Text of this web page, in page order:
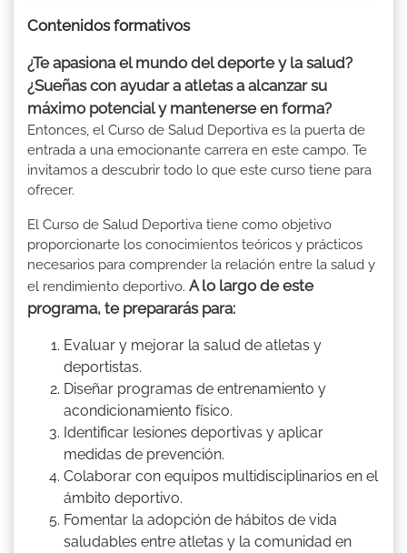
Contenidos formativos
¿Te apasiona el mundo del deporte y la salud?
¿Sueñas con ayudar a atletas a alcanzar su
máximo potencial y mantenerse en forma?
Entonces, el Curso de Salud Deportiva es la puerta de
entrada a una emocionante carrera en este campo. Te
invitamos a descubrir todo lo que este curso tiene para
ofrecer.
El Curso de Salud Deportiva tiene como objetivo
proporcionarte los conocimientos teóricos y prácticos
necesarios para comprender la relación entre la salud y
el rendimiento deportivo. A lo largo de este
programa, te prepararás para:
Evaluar y mejorar la salud de atletas y
deportistas.
Diseñar programas de entrenamiento y
acondicionamiento físico.
Identificar lesiones deportivas y aplicar
medidas de prevención.
Colaborar con equipos multidisciplinarios en el
ámbito deportivo.
Fomentar la adopción de hábitos de vida
saludables entre atletas y la comunidad en